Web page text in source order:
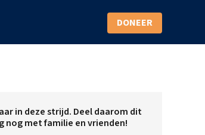
DONEER
in deze strijd. Deel daarom dit
nog met familie en vrienden!